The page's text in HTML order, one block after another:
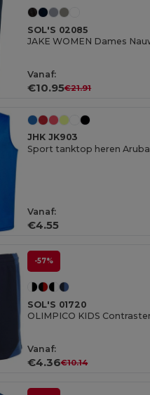
SOL'S 02085
Vanaf:
€10.95€21.91
JHK JK903
Sport tanktop heren Aruba
Vanaf:
€4.55
-57%
SOL'S 01720
Vanaf:
€4.36€10.14